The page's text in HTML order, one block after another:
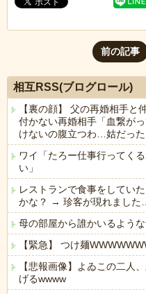
前の記事
相互RSS(ブログロール)
【裏の顔】 父の再婚相手
付かない再婚相手「血繋が
けないの腹立つわ…姑だっ
ワイ「たろー仕事行ってく
い」
レストランで食事をしてい
かな？ → 珍客が現れました
母の部屋から誰かいるよう
【緊急】 つけ麺
【悲報画像】よゐこの二人
げるwwww